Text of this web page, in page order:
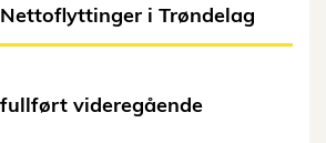
i Trøndelag
videregående